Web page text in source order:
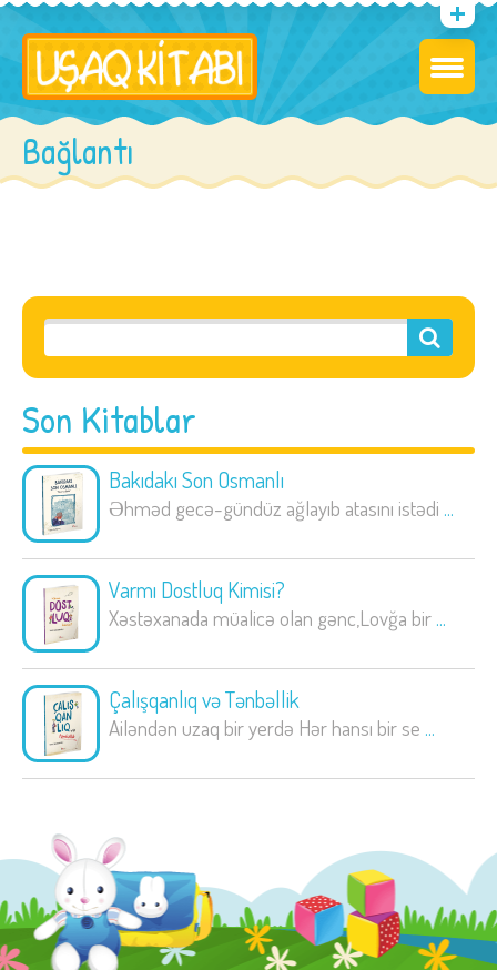
Bağlantı
Son Kitablar
Bakıdakı Son Osmanlı
Əhməd gecə-gündüz ağlayıb atasını istədi ...
Varmı Dostluq Kimisi?
Xəstəxanada müalicə olan gənc,Lovğa bir ...
Çalışqanlıq və Tənbəllik
Ailəndən uzaq bir yerdə Hər hansı bir se ...